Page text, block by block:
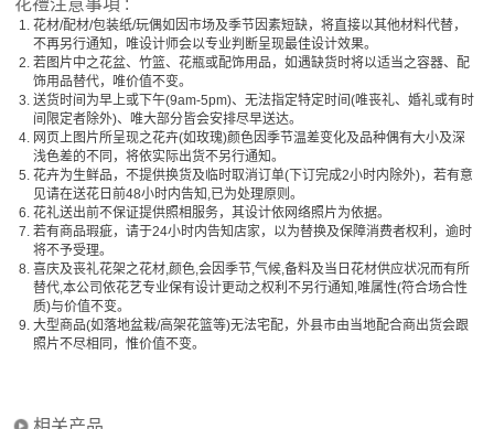
1. 花材/配材/包装纸/玩偶如因市场及季节因素短缺，将直接以其他材料代替，
不再另行通知，唯设计师会以专业判断呈现最佳设计效果。
2. 若图片中之花盆、竹篮、花瓶或配饰用品，如遇缺货时将以适当之容器、配
饰用品替代，唯价值不变。
3. 送货时间为早上或下午(9am-5pm)、无法指定特定时间(唯丧礼、婚礼或有时
间限定者除外)、唯大部分皆会安排尽早送达。
4. 网页上图片所呈现之花卉(如玫瑰)颜色因季节温差变化及品种偶有大小及深
浅色差的不同，将依实际出货不另行通知。
5. 花卉为生鲜品，不提供换货及临时取消订单(下订完成2小时内除外)，若有意
见请在送花日前48小时内告知,已为处理原则。
6. 花礼送出前不保证提供照相服务，其设计依网络照片为依据。
7. 若有商品瑕疵，请于24小时内告知店家，以为替换及保障消费者权利，逾时
将不予受理。
8. 喜庆及丧礼花架之花材,颜色,会因季节,气候,备料及当日花材供应状况而有所
替代,本公司依花艺专业保有设计更动之权利不另行通知,唯属性(符合场合性
质)与价值不变。
9. 大型商品(如落地盆栽/高架花篮等)无法宅配，外县市由当地配合商出货会跟
照片不尽相同，惟价值不变。